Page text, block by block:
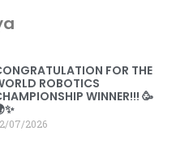
FOR THE
ROBOTICS
WINNER!!! 🥳
07/2026